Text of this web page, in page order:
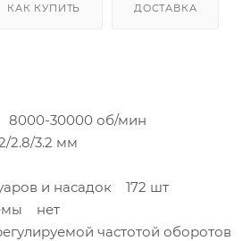
КАК КУПИТЬ ДОСТАВКА
8000-30000 об/мин
2.8/3.2 мм
и насадок 172 шт
нет
частотой оборотов